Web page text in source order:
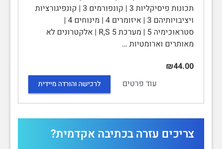
תכונות פיסיקליות 3 | קונפורמים 3 | קונפיגורציות
ויציבויותיהם 3 | איזומרים 4 | מינוחים 4 |
סטראוכימיה 5 | מערכת R,S 5 | אלקטרונים לא
מאותרים וארומטיות …
₪44.00
עוד פרטים
לרכישה והורדה מיידית
צריכים עזרה בכתיבה אקדמית?